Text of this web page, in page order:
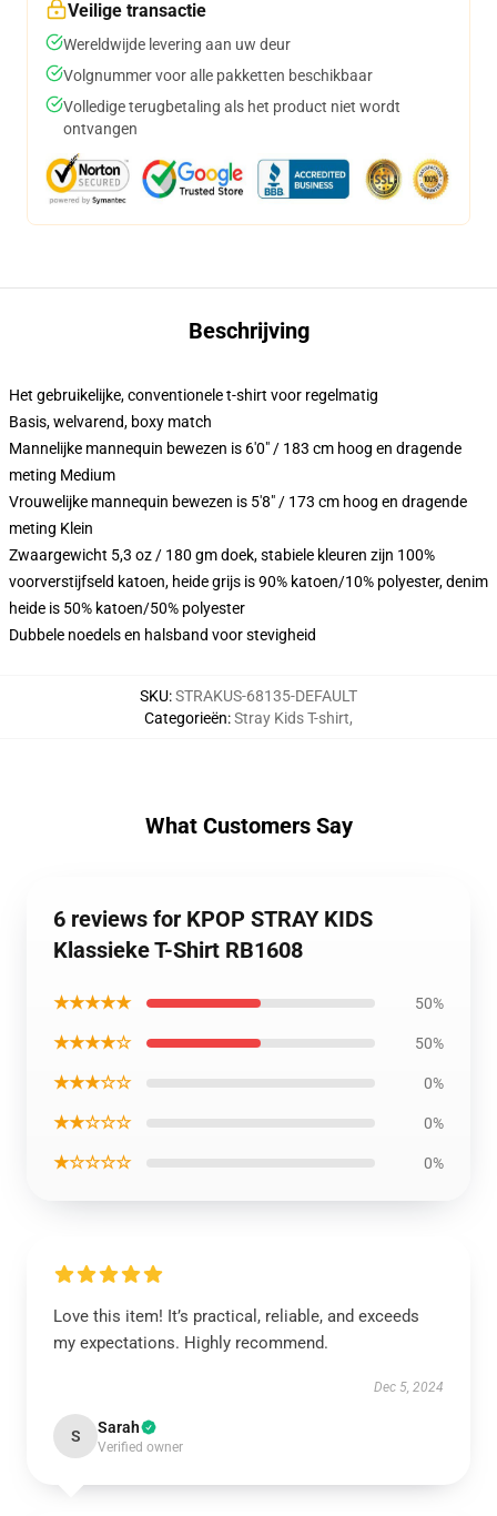
Veilige transactie
Wereldwijde levering aan uw deur
Volgnummer voor alle pakketten beschikbaar
Volledige terugbetaling als het product niet wordt
ontvangen
Beschrijving
Het gebruikelijke, conventionele t-shirt voor regelmatig
Basis, welvarend, boxy match
Mannelijke mannequin bewezen is 6'0" / 183 cm hoog en dragende
meting Medium
Vrouwelijke mannequin bewezen is 5'8" / 173 cm hoog en dragende
meting Klein
Zwaargewicht 5,3 oz / 180 gm doek, stabiele kleuren zijn 100%
voorverstijfseld katoen, heide grijs is 90% katoen/10% polyester, denim
heide is 50% katoen/50% polyester
Dubbele noedels en halsband voor stevigheid
SKU:STRAKUS-68135-DEFAULT
Categorieën:Stray Kids T-shirt,
What Customers Say
6 reviews for KPOP STRAY KIDS
Klassieke T-Shirt RB1608
★★★★★ 50%
★★★★☆ 50%
★★★☆☆ 0%
★★☆☆☆ 0%
★☆☆☆☆ 0%
Love this item! It’s practical, reliable, and exceeds
my expectations. Highly recommend.
Dec 5, 2024
S Sarah
Verified owner